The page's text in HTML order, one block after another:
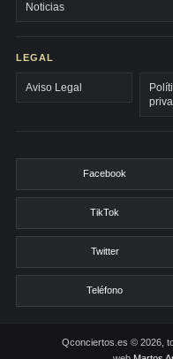
Noticias
LEGAL
Aviso Legal
Facebook
TikTok
Twitter
Teléfono
Qconciertos.es © 2026,